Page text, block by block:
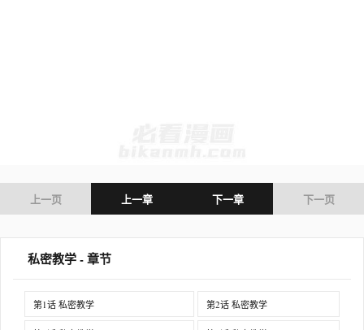
上一页 上一章 下一章 下一页
私密教学 - 章节
第1话 私密教学 第2话 私密教学